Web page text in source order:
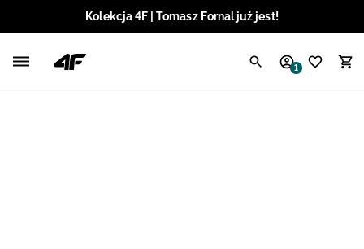
Kolekcja 4F | Tomasz Fornal już jest!
1